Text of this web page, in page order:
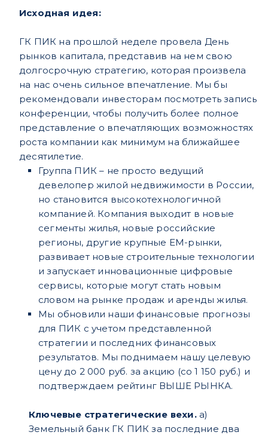
Исходная идея:
ГК ПИК на прошлой неделе провела День
рынков капитала, представив на нем свою
долгосрочную стратегию, которая произвела
на нас очень сильное впечатление. Мы бы
рекомендовали инвесторам посмотреть запись
конференции, чтобы получить более полное
представление о впечатляющих возможностях
роста компании как минимум на ближайшее
десятилетие.
Группа ПИК – не просто ведущий
девелопер жилой недвижимости в России,
но становится высокотехнологичной
компанией. Компания выходит в новые
сегменты жилья, новые российские
регионы, другие крупные EM-рынки,
развивает новые строительные технологии
и запускает инновационные цифровые
сервисы, которые могут стать новым
словом на рынке продаж и аренды жилья.
Мы обновили наши финансовые прогнозы
для ПИК с учетом представленной
стратегии и последних финансовых
результатов. Мы поднимаем нашу целевую
цену до 2 000 руб. за акцию (со 1 150 руб.) и
подтверждаем рейтинг ВЫШЕ РЫНКА.
Ключевые стратегические вехи.а)
Земельный банк ГК ПИК за последние два